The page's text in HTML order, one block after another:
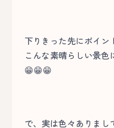
下りきった先にポイン
こんな素晴らしい景
😁😁😁
で、実は色々ありま